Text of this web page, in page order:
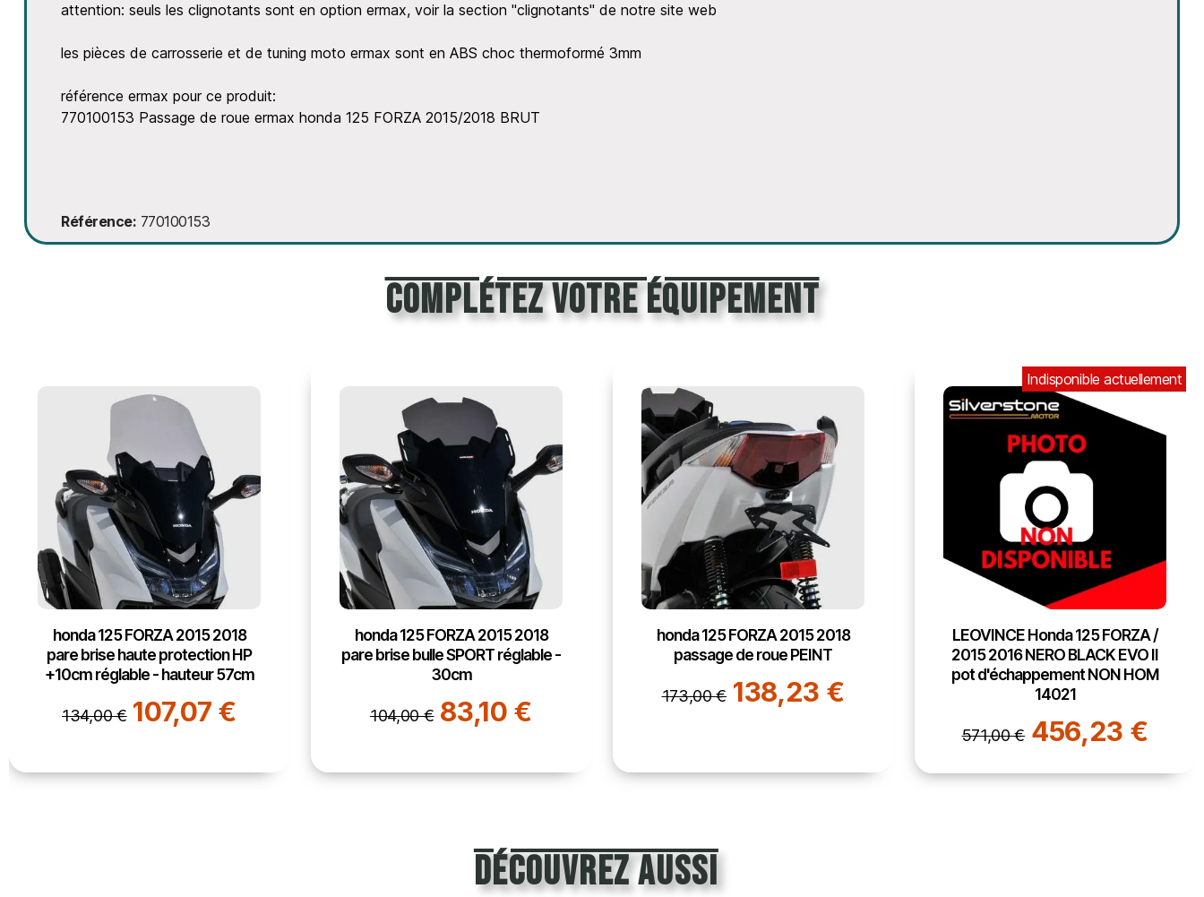
attention: seuls les clignotants sont en option ermax, voir la section "clignotants" de notre site web
les pièces de carrosserie et de tuning moto ermax sont en ABS choc thermoformé 3mm
référence ermax pour ce produit:
770100153 Passage de roue ermax honda 125 FORZA 2015/2018 BRUT
Référence 770100153
Complétez votre équipement
honda 125 FORZA 2015 2018
pare brise haute protection HP
+10cm réglable - hauteur 57cm
134,00 € 107,07 €
honda 125 FORZA 2015 2018
pare brise bulle SPORT réglable -
30cm
104,00 € 83,10 €
honda 125 FORZA 2015 2018
passage de roue PEINT
173,00 € 138,23 €
Indisponible actuellement
LEOVINCE Honda 125 FORZA /
2015 2016 NERO BLACK EVO II
pot d'échappement NON HOM
14021
571,00 € 456,23 €
découvrez aussi